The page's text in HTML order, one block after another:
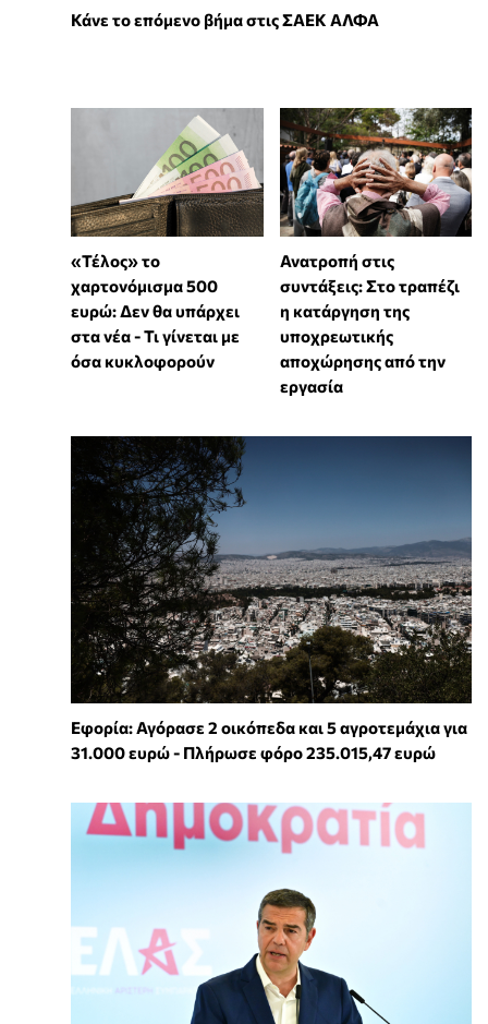
Κάνε το επόμενο βήμα στις ΣΑΕΚ ΑΛΦΑ
«Τέλος» το
χαρτονόμισμα 500
ευρώ: Δεν θα υπάρχει
στα νέα - Τι γίνεται με
όσα κυκλοφορούν
Ανατροπή στις
συντάξεις: Στο τραπέζι
η κατάργηση της
υποχρεωτικής
αποχώρησης από την
εργασία
Εφορία: Αγόρασε 2 οικόπεδα και 5 αγροτεμάχια για
31.000 ευρώ - Πλήρωσε φόρο 235.015,47 ευρώ